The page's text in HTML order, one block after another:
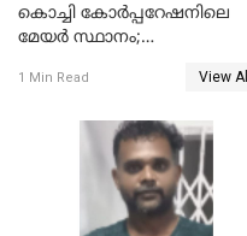
കൊച്ചി കോര്‍പ്പറേഷനിലെ
മേയര്‍ സ്ഥാനം;
രൂക്ഷം
1 Min Read View All